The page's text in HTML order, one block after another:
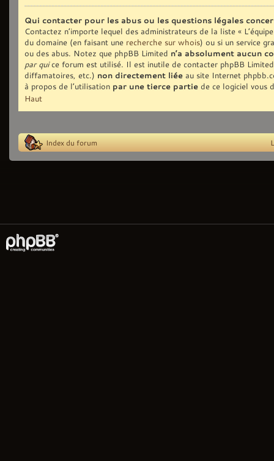
Qui contacter pour les abus ou les questions légales
Contactez n’importe lequel des administrateurs de la liste «
du domaine (en faisant une recherche sur whois) ou si un service
ou des abus. Notez que phpBB Limited n’a absolument aucun
par quice forum est utilisé. Il est inutile de contacter phpBB
diffamatoires, etc.) non directement liée au site Internet
à propos de l’utilisation par une tierce partie de ce logiciel vous
Haut
Index du forum